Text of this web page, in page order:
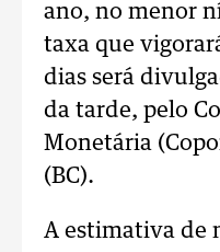
ano, no menor
taxa que
dias será
da tarde, pelo
Monetária
(BC).
A estimativa de